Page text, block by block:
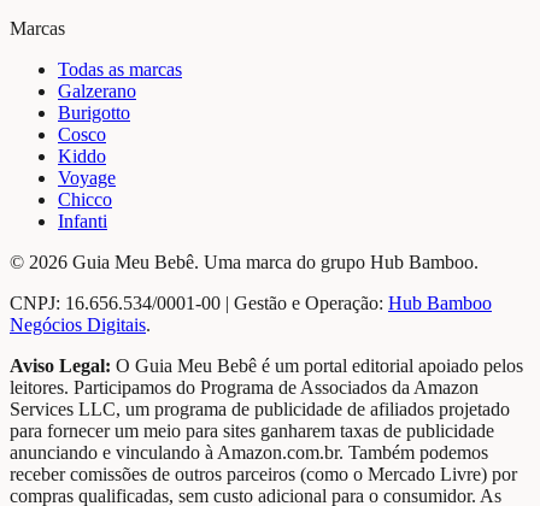
Marcas
Todas as marcas
Galzerano
Burigotto
Cosco
Kiddo
Voyage
Chicco
Infanti
© 2026 Guia Meu Bebê. Uma marca do grupo Hub Bamboo.
CNPJ: 16.656.534/0001-00 | Gestão e Operação: Hub Bamboo
Negócios Digitais.
Aviso Legal: O Guia Meu Bebê é um portal editorial apoiado pelos
leitores. Participamos do Programa de Associados da Amazon
Services LLC, um programa de publicidade de afiliados projetado
para fornecer um meio para sites ganharem taxas de publicidade
anunciando e vinculando à Amazon.com.br. Também podemos
receber comissões de outros parceiros (como o Mercado Livre) por
compras qualificadas, sem custo adicional para o consumidor. As